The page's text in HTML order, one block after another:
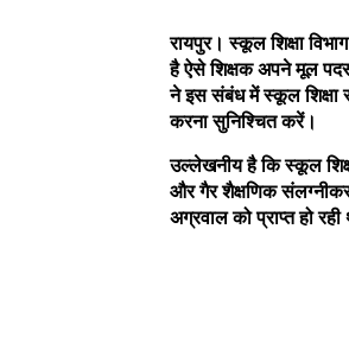
रायपुर। स्कूल शिक्षा
है ऐसे शिक्षक अपने मूल
ने इस संबंध में स्कूल शिक्षा
करना सुनिश्चित करें।
उल्लेखनीय है कि स्कूल
और गैर शैक्षणिक
अग्रवाल को प्राप्त हो